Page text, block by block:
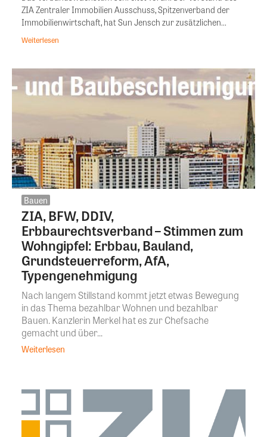
ZIA Zentraler Immobilien Ausschuss, Spitzenverband der
Immobilienwirtschaft, hat Sun Jensch zur zusätzlichen...
Weiterlesen
Bauen
ZIA, BFW, DDIV,
Erbbaurechtsverband – Stimmen zum
Wohngipfel: Erbbau, Bauland,
Grundsteuerreform, AfA,
Typengenehmigung
Nach langem Stillstand kommt jetzt etwas Bewegung
in das Thema bezahlbar Wohnen und bezahlbar
Bauen. Kanzlerin Merkel hat es zur Chefsache
gemacht und über...
Weiterlesen